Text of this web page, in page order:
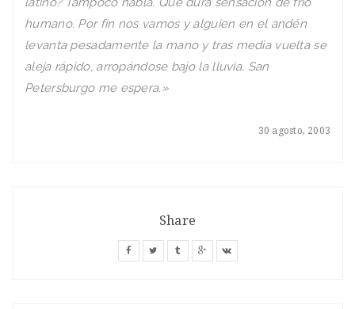
30 agosto, 2003
humano. Por fin nos vamos y alguien en el andén
levanta pesadamente la mano y tras media vuelta se
aleja rápido, arropándose bajo la lluvia. San
Petersburgo me espera.»
Share